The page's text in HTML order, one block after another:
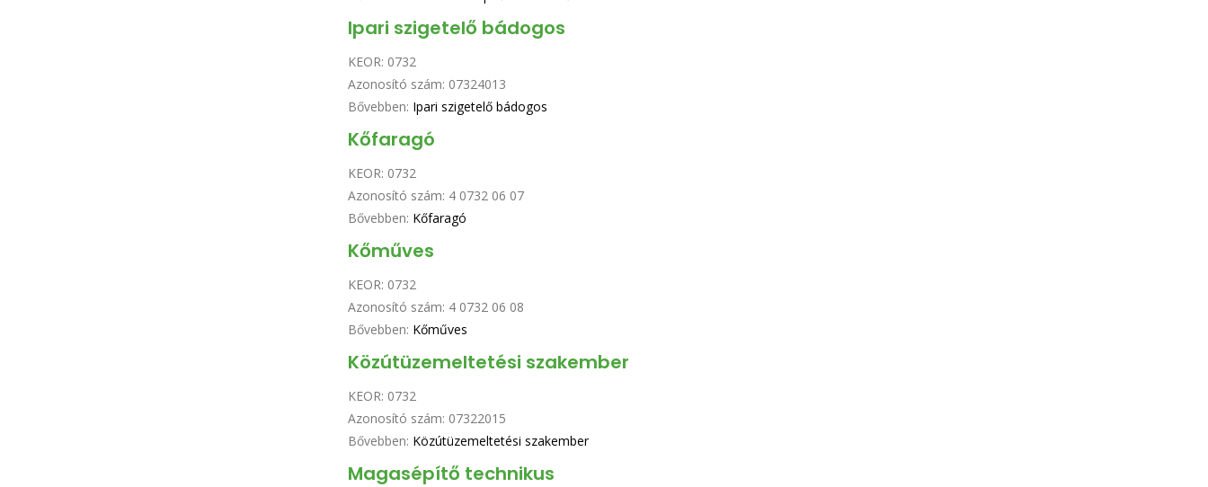
Ipari szigetelő bádogos
KEOR: 0732
Azonosító szám: 07324013
Bővebben: Ipari szigetelő bádogos
Kőfaragó
KEOR: 0732
Azonosító szám: 4 0732 06 07
Bővebben: Kőfaragó
Kőműves
KEOR: 0732
Azonosító szám: 4 0732 06 08
Bővebben: Kőműves
Közútüzemeltetési szakember
KEOR: 0732
Azonosító szám: 07322015
Bővebben: Közútüzemeltetési szakember
Magasépítő technikus